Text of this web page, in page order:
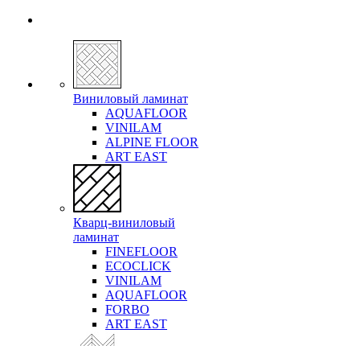
Виниловый ламинат
AQUAFLOOR
VINILAM
ALPINE FLOOR
ART EAST
Кварц-виниловый
ламинат
FINEFLOOR
ECOCLICK
VINILAM
AQUAFLOOR
FORBO
ART EAST